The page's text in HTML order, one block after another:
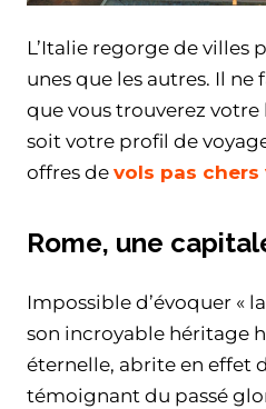
L’Italie regorge de villes
unes que les autres. Il
que vous trouverez
soit votre profil de
offres de vols pas chers
Rome, une
Impossible d’évoquer «
son incroyable héritage
éternelle, abrite en effet
témoignant du passé